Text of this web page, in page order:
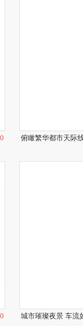
俯瞰繁华都市天际
城市璀璨夜景 车流